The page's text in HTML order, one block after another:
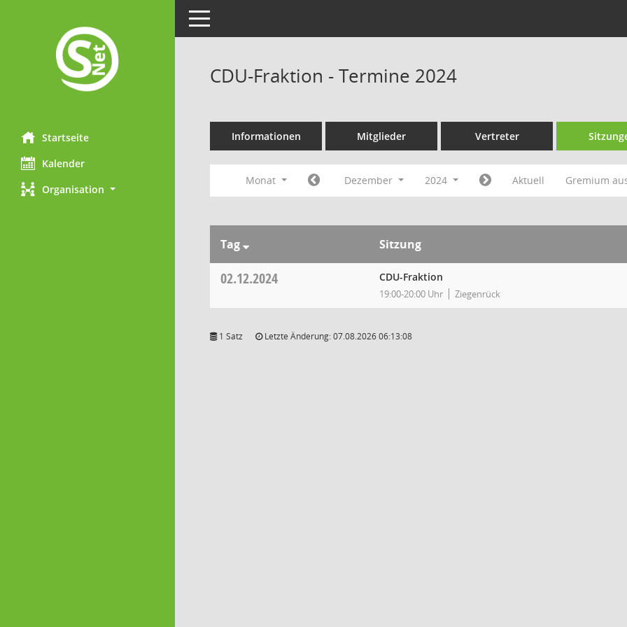
Startseite
Kalender
Organisation
Toggle navigation
CDU-Fraktion - Termine 2024
Informationen Mitglieder Vertreter
Monat Dezember 2024 Aktuell Gremium
Tag Sitzung
02.12.2024 CDU-Fraktion
19:00-20:00 Uhr Ziegenrück
1 Satz Letzte Änderung: 07.08.2026 06:13:08